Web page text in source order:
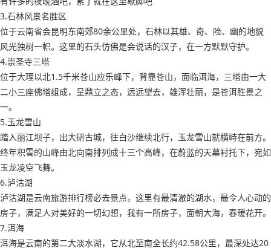
3.石林风景名胜区
位于云南省会昆明东南郊80余公里处，石林以其雄、奇、险、幽的地貌
风光独树一帜。这里的石头仿佛是会说话的汉子，在一方默默守护。
4.崇圣寺三塔
位于大理以北1.5千米苍山应乐峰下，背靠苍山，面临洱海，三塔由一大
二小三座佛塔组成，呈鼎立之态，远远望去，雄浑壮丽，是苍洱胜景之
一。
5.玉龙雪山
踏入丽江坝子，出大研古城，往白沙继续北行，玉龙雪山就横峙在前方。
终年积雪的山峰由北向南排列成十三个高峰，在蔚蓝的天幕衬托下，宛如
玉龙凌空飞舞。
6.泸沽湖
泸沽湖是云南旅游排行榜必去景点，这里有最清澈的湖水，最令人心动的
房子，满足人对美好的一切幻想，我有一所房子，面朝大海，春暖花开。
7.洱海
洱海是云南的第二大淡水湖，它从北至南全长约42.58公里，最深处达20